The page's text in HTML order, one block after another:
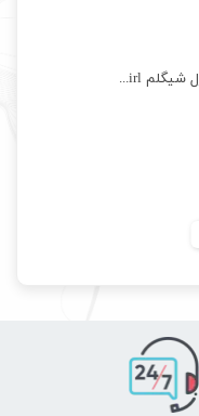
پالت کانتور چرب سیکس فرنچ گرل شیگلم SHEGLAM Stereo Six French Girl